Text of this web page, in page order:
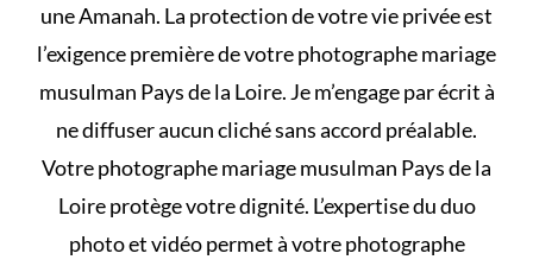
une Amanah. La protection de votre vie privée est
l’exigence première de votre photographe mariage
musulman Pays de la Loire. Je m’engage par écrit à
ne diffuser aucun cliché sans accord préalable.
Votre photographe mariage musulman Pays de la
Loire protège votre dignité. L’expertise du duo
photo et vidéo permet à votre photographe